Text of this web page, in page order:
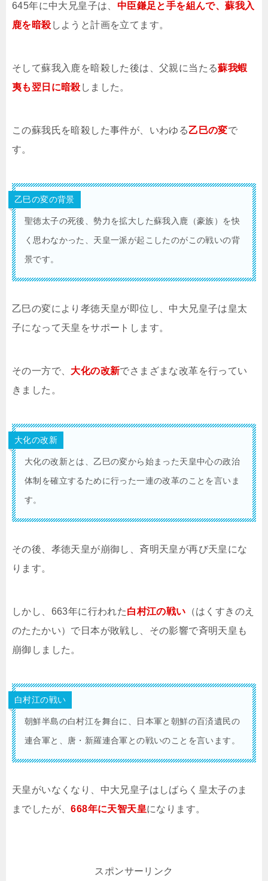
645年に中大兄皇子は、 中臣鎌足と手を組んで、蘇我入
鹿を暗殺 しようと計画を立てます。
そして蘇我入鹿を暗殺した後は、父親に当たる蘇我蝦
夷も翌日に暗殺 しました。
この蘇我氏を暗殺した事件が、いわゆる乙巳の変で
す。
乙巳の変の背景
聖徳太子の死後、勢力を拡大した蘇我入鹿（豪族）を快
く思わなかった、天皇一派が起こしたのがこの戦いの背
景です。
乙巳の変により孝徳天皇が即位し、中大兄皇子は皇太
子になって天皇をサポートします。
その一方で、 大化の改新でさまざまな改革を行ってい
きました。
大化の改新
大化の改新とは、乙巳の変から始まった天皇中心の政治
体制を確立するために行った一連の改革のことを言いま
す。
その後、孝徳天皇が崩御し、斉明天皇が再び天皇にな
ります。
しかし、663年に行われた白村江の戦い （はくすきのえ
のたたかい）で日本が敗戦し、その影響で斉明天皇も
崩御しました。
白村江の戦い
朝鮮半島の白村江を舞台に、日本軍と朝鮮の百済遺民の
連合軍と、唐・新羅連合軍との戦いのことを言います。
天皇がいなくなり、中大兄皇子はしばらく皇太子のま
までしたが、668年に天智天皇になります。
スポンサーリンク